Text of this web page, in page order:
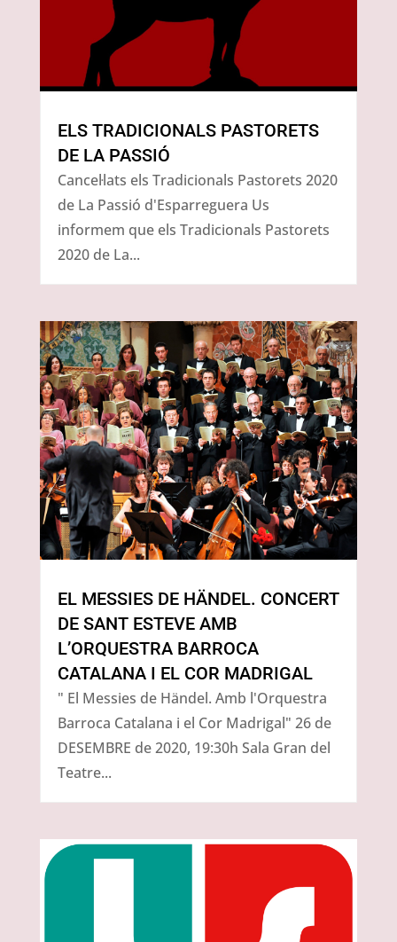
ELS TRADICIONALS PASTORETS
DE LA PASSIÓ
Cancel·lats els Tradicionals Pastorets 2020
de La Passió d'Esparreguera Us
informem que els Tradicionals Pastorets
2020 de La...
EL MESSIES DE HÄNDEL. CONCERT
DE SANT ESTEVE AMB
L’ORQUESTRA BARROCA
CATALANA I EL COR MADRIGAL
" El Messies de Händel. Amb l'Orquestra
Barroca Catalana i el Cor Madrigal" 26 de
DESEMBRE de 2020, 19:30h Sala Gran del
Teatre...